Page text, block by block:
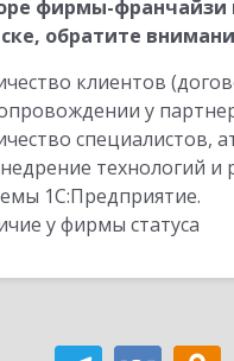
фирмы-франчайзи
обратите
клиентов
у
специалистов,
технологий и
1С:Предприятие.
у фирмы статуса